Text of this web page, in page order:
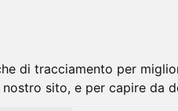
di tracciamento per
sito, e per capire da